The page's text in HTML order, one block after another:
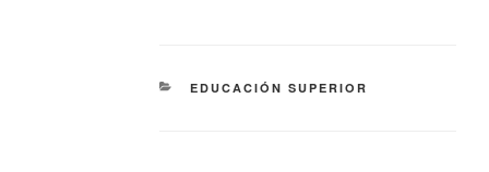
EDUCACIÓN SUPERIOR